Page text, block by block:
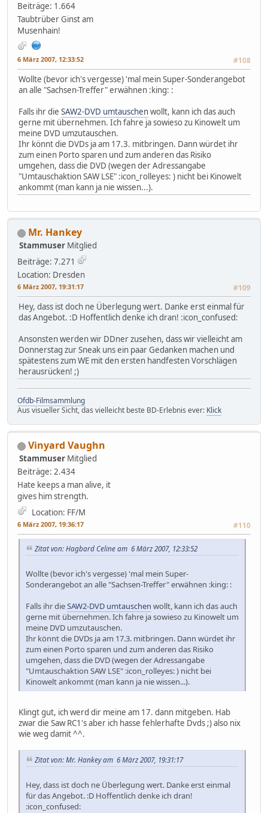
Beiträge: 1.664
Taubtrüber Ginst am
Musenhain!
6 März 2007, 12:33:52 #108
Wollte (bevor ich's vergesse) 'mal mein Super-Sonderangebot
an alle "Sachsen-Treffer" erwähnen :king: :
Falls ihr die SAW2-DVD umtauschenwollt, kann ich das auch
gerne mit übernehmen. Ich fahre ja sowieso zu Kinowelt um
meine DVD umzutauschen.
Ihr könnt die DVDs ja am 17.3. mitbringen. Dann würdet ihr
zum einen Porto sparen und zum anderen das Risiko
umgehen, dass die DVD (wegen der Adressangabe
"Umtauschaktion SAW LSE" :icon_rolleyes: ) nicht bei Kinowelt
ankommt (man kann ja nie wissen...).
Mr. Hankey
Stammuser Mitglied
Beiträge: 7.271
Location: Dresden
6 März 2007, 19:31:17 #109
Hey, dass ist doch ne Überlegung wert. Danke erst einmal für
das Angebot. :D Hoffentlich denke ich dran! :icon_confused:
Ansonsten werden wir DDner zusehen, dass wir vielleicht am
Donnerstag zur Sneak uns ein paar Gedanken machen und
spätestens zum WE mit den ersten handfesten Vorschlägen
herausrücken! ;)
Ofdb-Filmsammlung
Aus visueller Sicht, das vielleicht beste BD-Erlebnis ever: Klick
Vinyard Vaughn
Stammuser Mitglied
Beiträge: 2.434
Hate keeps a man alive, it
gives him strength.
Location: FF/M
6 März 2007, 19:36:17 #110
Zitat von: Hagbard Celine am 6 März 2007, 12:33:52
Wollte (bevor ich's vergesse) 'mal mein Super-
Sonderangebot an alle "Sachsen-Treffer" erwähnen :king: :
Falls ihr dieSAW2-DVD umtauschen wollt, kann ich das auch
gerne mit übernehmen. Ich fahre ja sowieso zu Kinowelt um
meine DVD umzutauschen.
Ihr könnt die DVDs ja am 17.3. mitbringen. Dann würdet ihr
zum einen Porto sparen und zum anderen das Risiko
umgehen, dass die DVD (wegen der Adressangabe
"Umtauschaktion SAW LSE" :icon_rolleyes: ) nicht bei
Kinowelt ankommt (man kann ja nie wissen...).
Klingt gut, ich werd dir meine am 17. dann mitgeben. Hab
zwar die Saw RC1's aber ich hasse fehlerhafte Dvds ;) also nix
wie weg damit ^^.
Zitat von: Mr. Hankey am 6 März 2007, 19:31:17
Hey, dass ist doch ne Überlegung wert. Danke erst einmal
für das Angebot. :D Hoffentlich denke ich dran!
:icon_confused: